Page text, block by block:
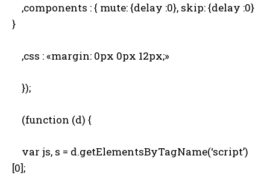
,components : { mute: {delay :0}, skip: {delay :0}
}
,css : «margin: 0px 0px 12px;»
});
(function (d) {
var js, s = d.getElementsByTagName(‘script’)
[0];